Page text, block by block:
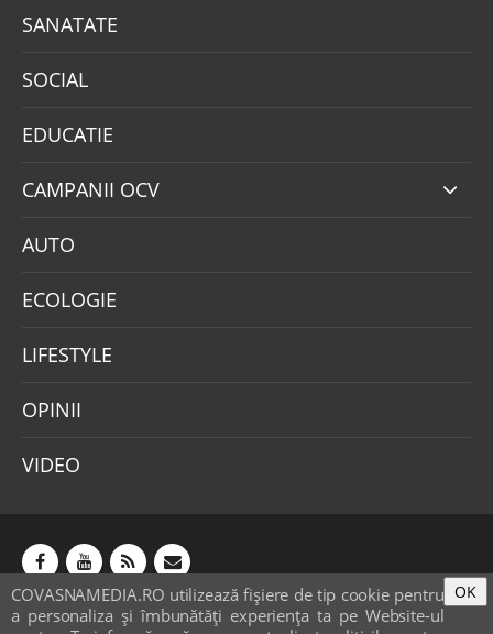
SANATATE
SOCIAL
EDUCATIE
CAMPANII OCV
AUTO
ECOLOGIE
LIFESTYLE
OPINII
VIDEO
COVASNAMEDIA.RO utilizează fişiere de tip cookie pentru
a personaliza și îmbunătăți experiența ta pe Website-ul
OK
Abonamente Publicitate
Mica publicitate